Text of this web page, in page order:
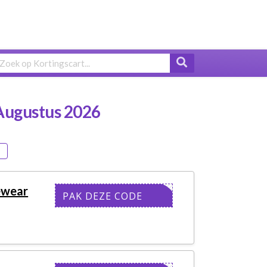
2026
FREEWEAR
PAK DEZE CODE